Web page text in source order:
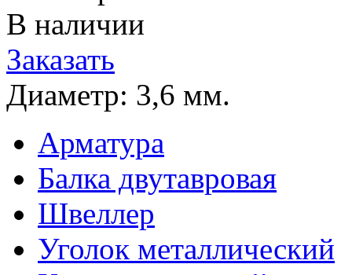
В наличии
Заказать
Диаметр: 3,6 мм.
Арматура
Балка двутавровая
Швеллер
Уголок металлический